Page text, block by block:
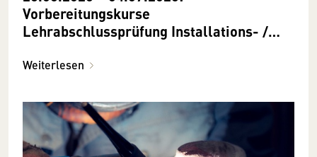
Vorbereitungskurse
Lehrabschlussprüfung Installations- /
Weiterlesen